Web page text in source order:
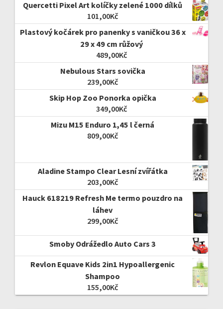
Quercetti Pixel Art kolíčky zelené 1000 dílků
101,00Kč
Plastový kočárek pro panenky s vaničkou 36 х
29 х 49 cm růžový
489,00Kč
Nebulous Stars sovička
239,00Kč
Skip Hop Zoo Ponorka opička
349,00Kč
Mizu M15 Enduro 1,45 l černá
809,00Kč
Aladine Stampo Clear Lesní zvířátka
203,00Kč
Hauck 618219 Refresh Me termo pouzdro na
láhev
299,00Kč
Smoby Odrážedlo Auto Cars 3
Revlon Equave Kids 2in1 Hypoallergenic
Shampoo
155,00Kč